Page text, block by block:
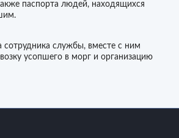
паспорта людей, находящихся
сотрудника службы, вместе с ним
усопшего в морг и организацию